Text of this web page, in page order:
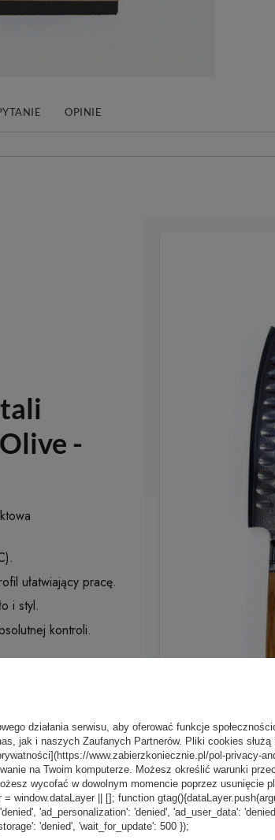
OPINIE
-
ułatwiający pracę.
i styl.
kontroli.
działania serwisu, aby oferować funkcje
jak i naszych Zaufanych Partnerów. Pliki cookies
www.zabierzkoniecznie.pl/pol-privacy-
na Twoim komputerze. Możesz określić warunki
wycofać w dowolnym momencie poprzez usunięcie
window.dataLayer || []; function
'ad_personalization': 'denied', 'ad_user_data':
'denied', 'wait_for_update': 500 });